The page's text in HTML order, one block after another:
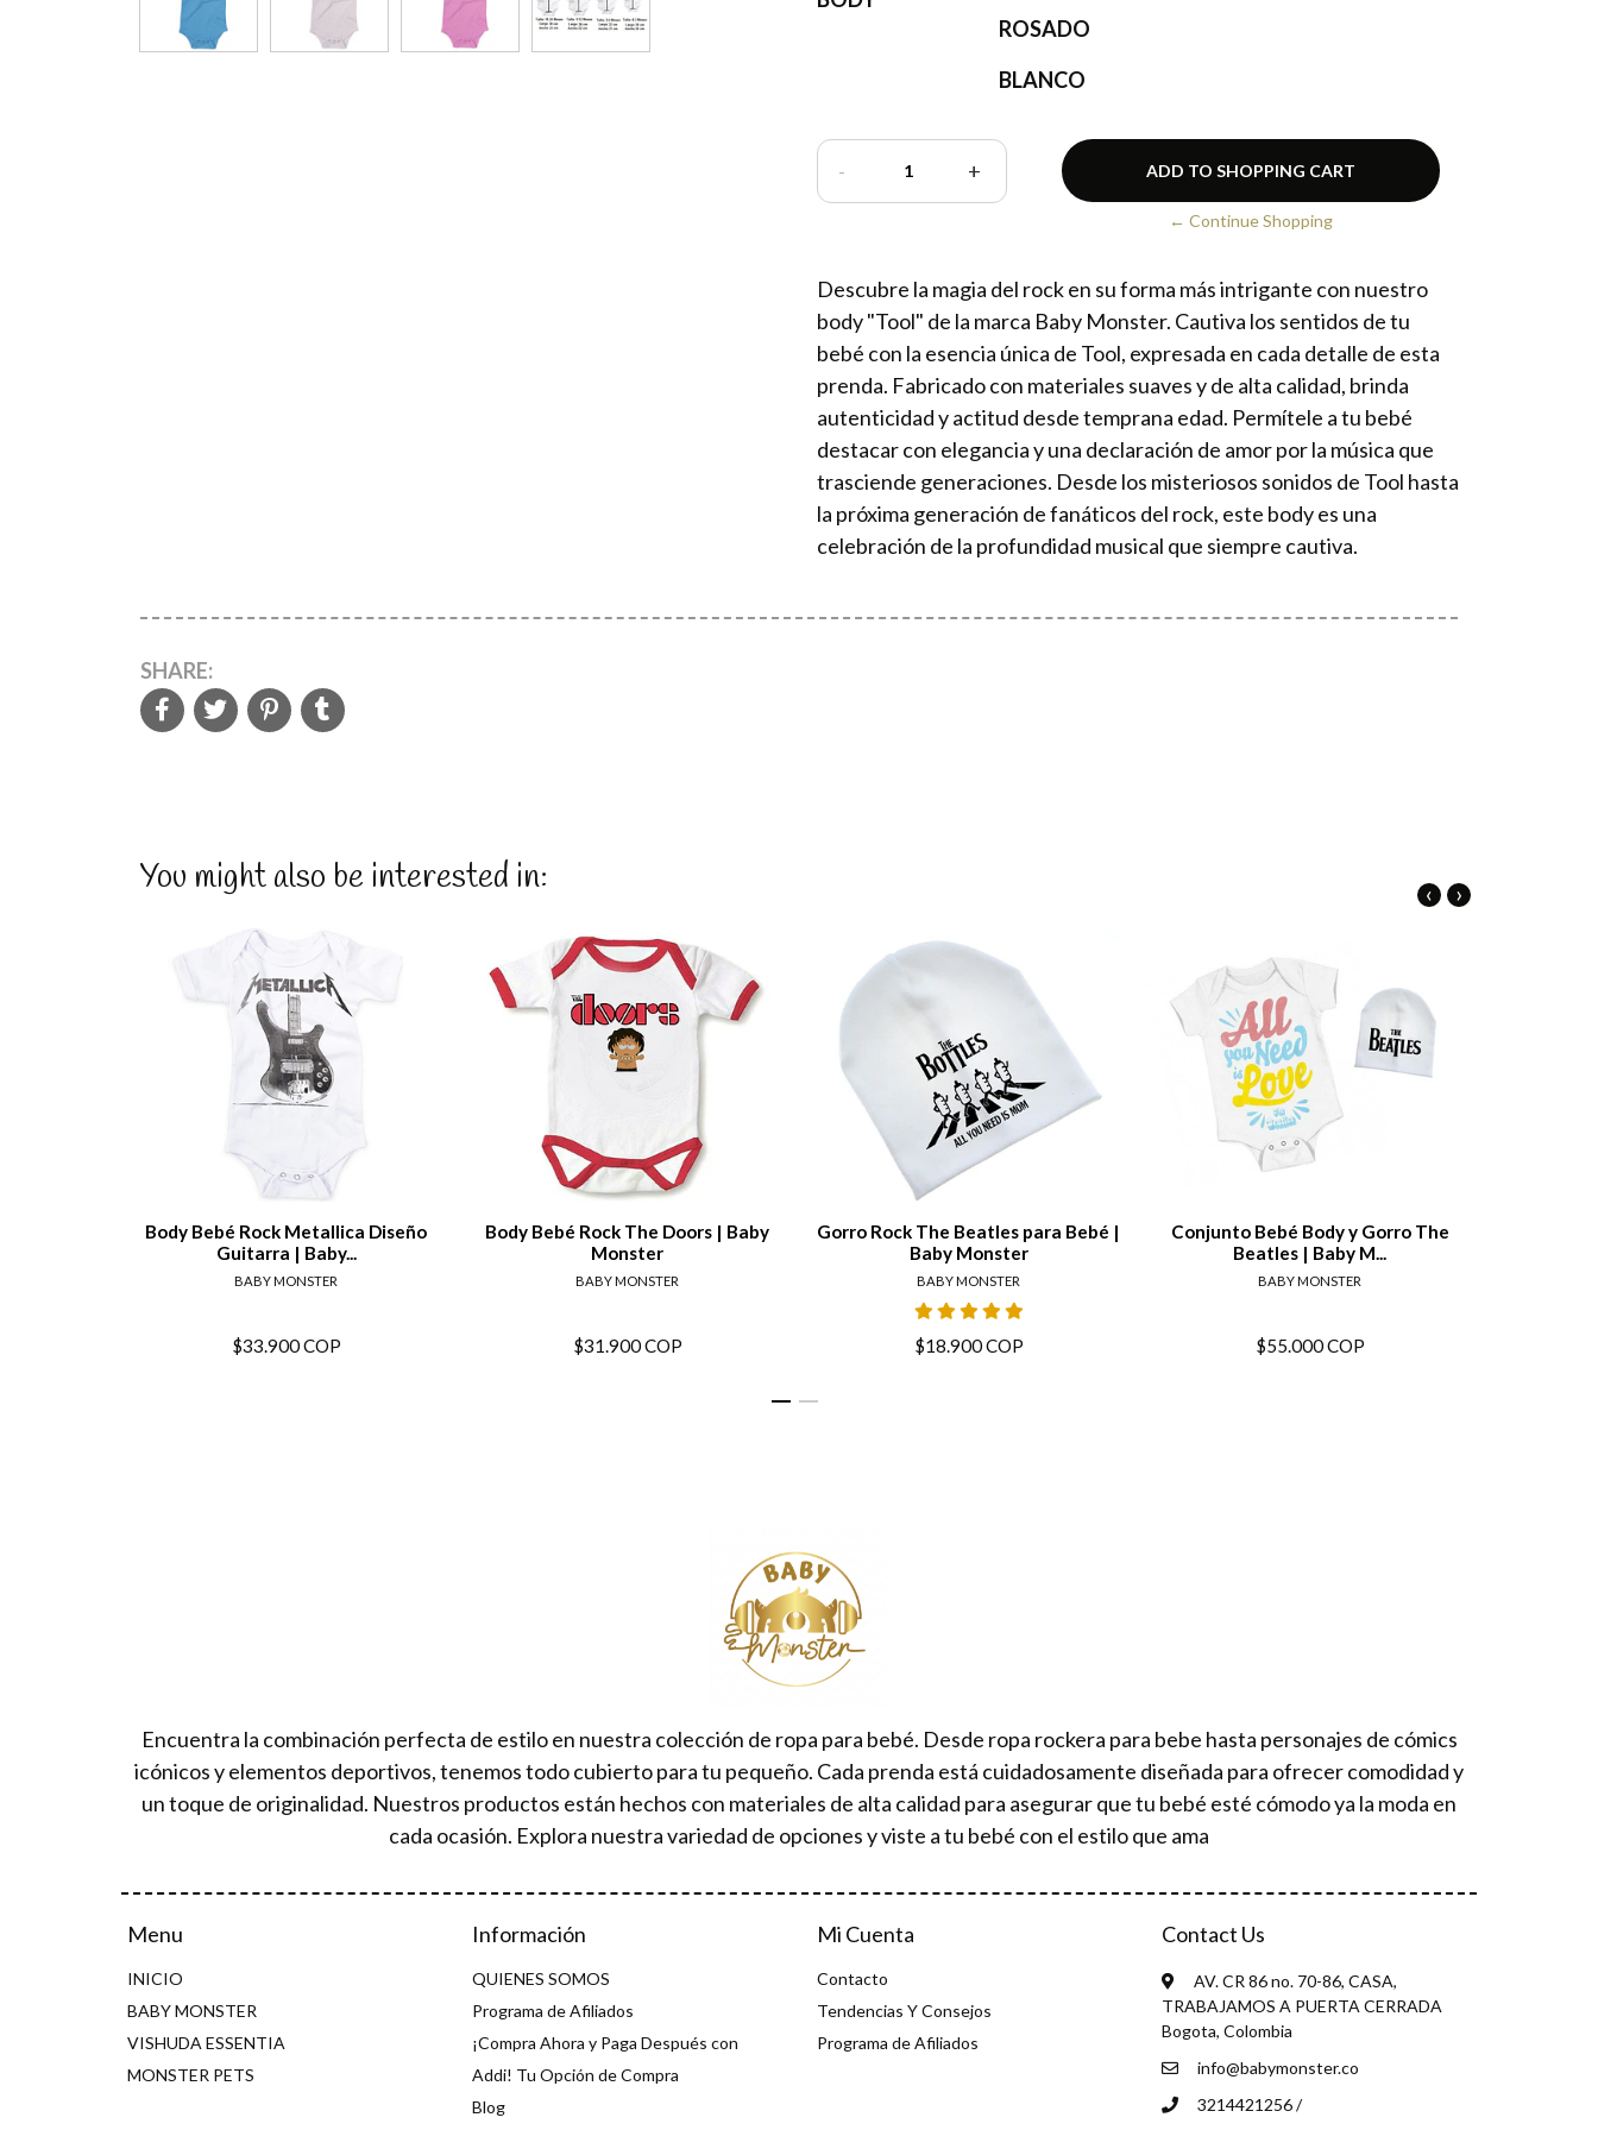
ROSADO
BLANCO
- +
← Continue Shopping
Descubre la magia del rock en su forma más intrigante con nuestro
body "Tool" de la marca Baby Monster. Cautiva los sentidos de tu
bebé con la esencia única de Tool, expresada en cada detalle de esta
prenda. Fabricado con materiales suaves y de alta calidad, brinda
autenticidad y actitud desde temprana edad. Permítele a tu bebé
destacar con elegancia y una declaración de amor por la música que
trasciende generaciones. Desde los misteriosos sonidos de Tool hasta
la próxima generación de fanáticos del rock, este body es una
celebración de la profundidad musical que siempre cautiva.
SHARE:
You might also be interested in:
Body Bebé Rock Metallica Diseño
Guitarra | Baby...
BABY MONSTER
View details
$33.900 COP
Body Bebé Rock The Doors | Baby
Monster
BABY MONSTER
View details
$31.900 COP
Gorro Rock The Beatles para Bebé |
Baby Monster
BABY MONSTER
$18.900 COP
Conjunto Bebé Body y Gorro The
Beatles | Baby M...
BABY MONSTER
$55.000 COP
‹ ›
Encuentra la combinación perfecta de estilo en nuestra colección de ropa para bebé. Desde ropa rockera para bebe hasta personajes de cómics
icónicos y elementos deportivos, tenemos todo cubierto para tu pequeño. Cada prenda está cuidadosamente diseñada para ofrecer comodidad y
un toque de originalidad. Nuestros productos están hechos con materiales de alta calidad para asegurar que tu bebé esté cómodo ya la moda en
cada ocasión. Explora nuestra variedad de opciones y viste a tu bebé con el estilo que ama
Menu
INICIO
BABY MONSTER
VISHUDA ESSENTIA
MONSTER PETS
Información
QUIENES SOMOS
Programa de Afiliados
¡Compra Ahora y Paga Después con
Addi! Tu Opción de Compra
Blog
Mi Cuenta
Contacto
Tendencias Y Consejos
Programa de Afiliados
Contact Us
AV. CR 86 no. 70-86, CASA,
TRABAJAMOS A PUERTA CERRADA
Bogota, Colombia
info@babymonster.co
3214421256 /